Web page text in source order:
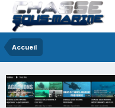
Accueil